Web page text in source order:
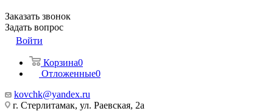
Заказать звонок
Задать вопрос
Войти
Корзина0
Отложенные0
kovchk@yandex.ru
г. Стерлитамак, ул. Раевская, 2а